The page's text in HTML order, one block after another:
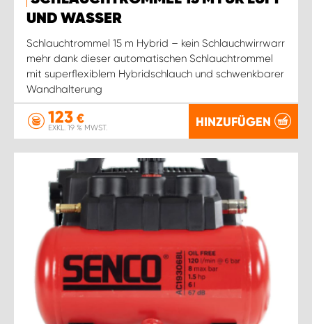
UND WASSER
Schlauchtrommel 15 m Hybrid – kein Schlauchwirrwarr
mehr dank dieser automatischen Schlauchtrommel
mit superflexiblem Hybridschlauch und schwenkbarer
Wandhalterung
123 €
EXKL. 19 % MWST. HINZUFÜGEN
WORK SYSTEM STUTTGART